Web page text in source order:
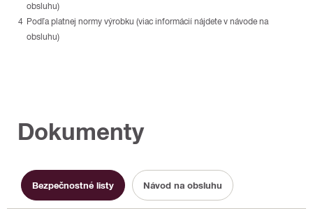
obsluhu)
Podľa platnej normy výrobku (viac informácií nájdete v návode na
obsluhu)
Dokumenty
Bezpečnostné listy Návod na obsluhu